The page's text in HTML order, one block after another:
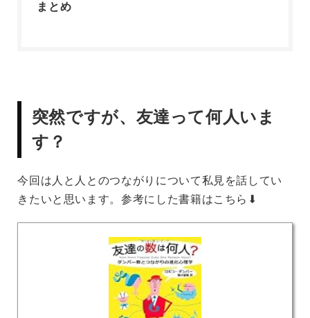
まとめ
突然ですが、友達って何人いま
す？
今回は人と人とのつながりについて私見を話してい
きたいと思います。参考にした書籍はこちら⬇︎